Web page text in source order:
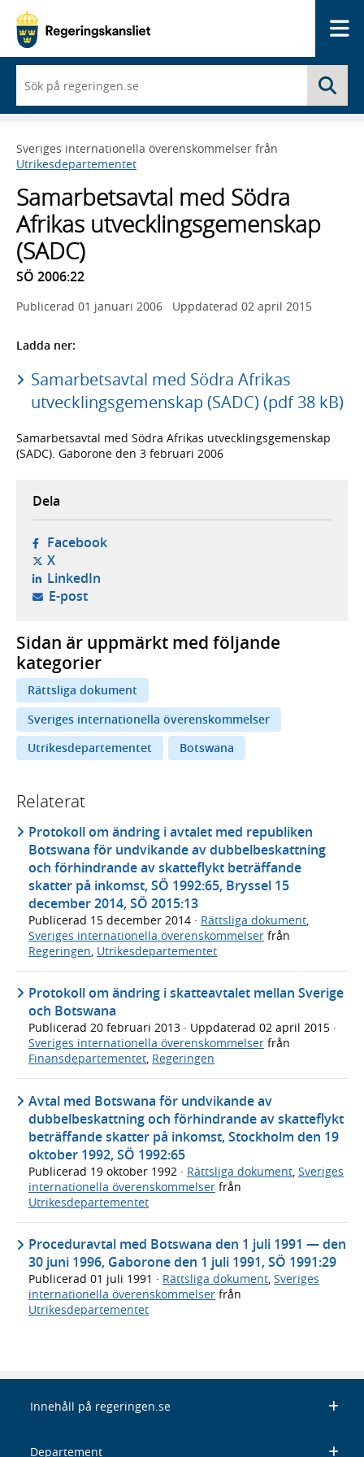
du
börjar
skriva
framträder
en
med
sökförslag
Sveriges internationella överenskommelser från
Utrikesdepartementet
Samarbetsavtal med Södra
Afrikas utvecklingsgemenskap
(SADC)
SÖ 2006:22
Publicerad 01 januari 2006 Uppdaterad 02 april 2015
Ladda ner:
Samarbetsavtal med Södra Afrikas
utvecklingsgemenskap (SADC) (pdf 38 kB)
Samarbetsavtal med Södra Afrikas utvecklingsgemenskap
(SADC). Gaborone den 3 februari 2006
Dela
Facebook- öppnas i ny flik, extern webbplats,
X- öppnas i ny flik, extern webbplats,
LinkedIn- öppnas i ny flik, extern webbplats,
E-post- öppnar din e-postklient,
Sidan är uppmärkt med följande
kategorier
Rättsliga dokument
Sveriges internationella överenskommelser
Utrikesdepartementet
Botswana
Relaterat
Protokoll om ändring i avtalet med republiken
Botswana för undvikande av dubbelbeskattning
och förhindrande av skatteflykt beträffande
skatter på inkomst, SÖ 1992:65, Bryssel 15
december 2014, SÖ 2015:13
Publicerad 15 december 2014 · Rättsliga dokument
Sveriges internationella överenskommelser från
Regeringen Utrikesdepartementet
Protokoll om ändring i skatteavtalet mellan Sverige
och Botswana
Publicerad 20 februari 2013 · Uppdaterad 02 april 2015 ·
Sveriges internationella överenskommelser från
Finansdepartementet, Regeringen
Avtal med Botswana för undvikande av
dubbelbeskattning och förhindrande av skatteflykt
beträffande skatter på inkomst, Stockholm den 19
oktober 1992, SÖ 1992:65
Publicerad 19 oktober 1992 · Rättsliga dokument, Sveriges
internationella överenskommelser från
Utrikesdepartementet
Proceduravtal med Botswana den 1 juli 1991 — den
30 juni 1996, Gaborone den 1 juli 1991, SÖ 1991:29
Publicerad 01 juli 1991 · Rättsliga dokument, Sveriges
internationella överenskommelser från
Utrikesdepartementet
Innehåll på regeringen.se
Departement